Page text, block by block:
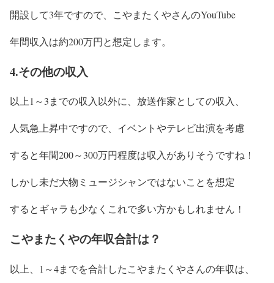
開設して3年ですので、こやまたくやさんのYouTube
年間収入は約200万円と想定します。
4.その他の収入
以上1～3までの収入以外に、放送作家としての収入、
人気急上昇中ですので、イベントやテレビ出演を考慮
すると年間200～300万円程度は収入がありそう ですね！
しかし未だ大物ミュージシャンではないことを想定
するとギャラも少なくこれで多い方かも しれません！
こやまたくやの年収合計は？
以上、1～4までを合計したこやまたくやさんの年収は、